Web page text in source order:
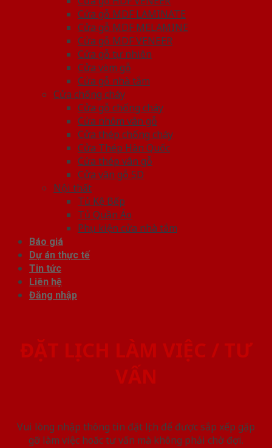
Cửa gỗ MDF LAMINATE
Cửa gỗ MDF MELAMINE
Cửa gỗ MDF VENEER
Cửa gỗ tự nhiên
Cửa vòm gỗ
Cửa gỗ nhà tắm
Cửa chống cháy
Cửa gỗ chống cháy
Cửa nhôm vân gỗ
Cửa thép chống cháy
Cửa Thép Hàn Quốc
Cửa thép vân gỗ
Cửa vân gỗ 5D
Nội thất
Tủ Kệ Bếp
Tủ Quần Áo
Phụ kiện cửa nhà tắm
Báo giá
Dự án thực tế
Tin tức
Liên hệ
Đăng nhập
ĐẶT LỊCH LÀM VIỆC / TƯ
VẤN
Vui lòng nhập thông tin đặt lịch để được sắp xếp gặp
gỡ làm việc hoăc tư vấn mà không phải chờ đợi.